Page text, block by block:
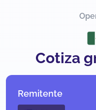
Cotiza
Remitente